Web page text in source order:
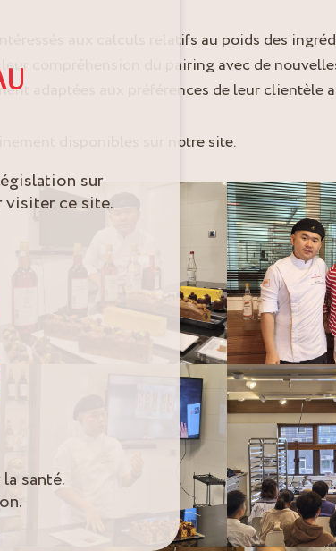
aux calculs relatifs au poids des
compréhension du pairing avec de
adaptées aux préférences de leur clientèle
disponibles sur notre site.
sur
visiter ce site.
santé.